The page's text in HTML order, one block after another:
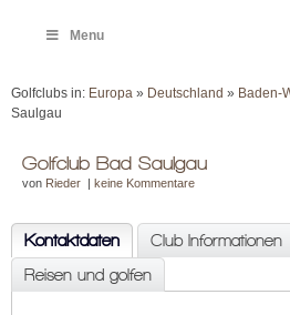
Menu
Golfclubs in: Europa » Deutschland » Baden-
Saulgau
Golfclub Bad Saulgau
von Rieder | keine Kommentare
Kontaktdaten Club Informationen
Reisen und golfen